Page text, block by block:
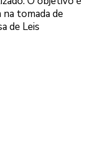
tomada de
de Leis